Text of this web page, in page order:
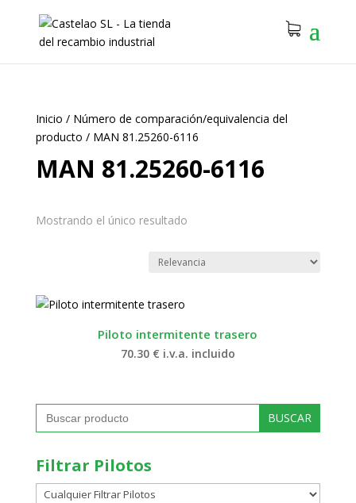
Inicio / Número de comparación/equivalencia del
producto / MAN 81.25260-6116
MAN 81.25260-6116
Mostrando el único resultado
Piloto intermitente trasero
70.30 € i.v.a. incluido
Buscar:
Filtrar Pilotos